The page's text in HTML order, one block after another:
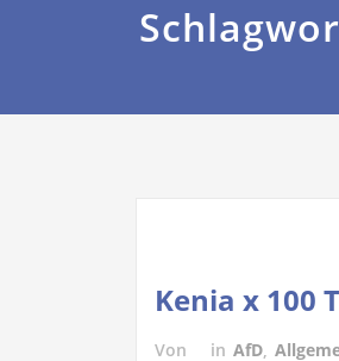
Kenia x 100
Von in AfD,